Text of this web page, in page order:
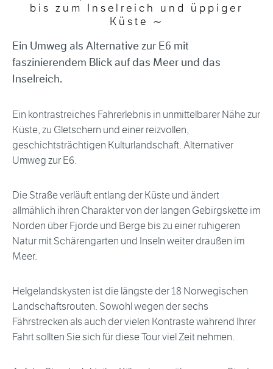
bis zum Inselreich und üppiger
Küste
Ein Umweg als Alternative zur E6 mit
faszinierendem Blick auf das Meer und das
Inselreich.
Ein kontrastreiches Fahrerlebnis in unmittelbarer Nähe zur
Küste, zu Gletschern und einer reizvollen,
geschichtsträchtigen Kulturlandschaft. Alternativer
Umweg zur E6.
Die Straße verläuft entlang der Küste und ändert
allmählich ihren Charakter von der langen Gebirgskette im
Norden über Fjorde und Berge bis zu einer ruhigeren
Natur mit Schärengarten und Inseln weiter draußen im
Meer.
Helgelandskysten ist die längste der 18 Norwegischen
Landschaftsrouten. Sowohl wegen der sechs
Fährstrecken als auch der vielen Kontraste während Ihrer
Fahrt sollten Sie sich für diese Tour viel Zeit nehmen.